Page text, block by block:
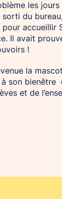
les jours
du
accueillir
Il avait
!
la
son bienêtre
et de